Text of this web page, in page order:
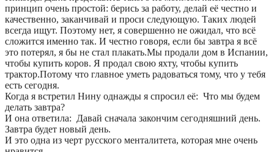
принцип очень простой: берись за работу, делай её честно и
качественно, заканчивай и проси следующую. Таких людей
всегда ищут. Поэтому нет, я совершенно не ожидал, что всё
сложится именно так. И честно говоря, если бы завтра я всё
это потерял, я бы не стал плакать.Мы продали дом в Испании,
чтобы купить коров. Я продал свою яхту, чтобы купить
трактор.Потому что главное уметь радоваться тому, что у тебя
есть сегодня.
Когда я встретил Нину однажды я спросил её: Что мы будем
делать завтра?
И она ответила: Давай сначала закончим сегодняшний день.
Завтра будет новый день.
И это одна из черт русского менталитета, которая мне очень